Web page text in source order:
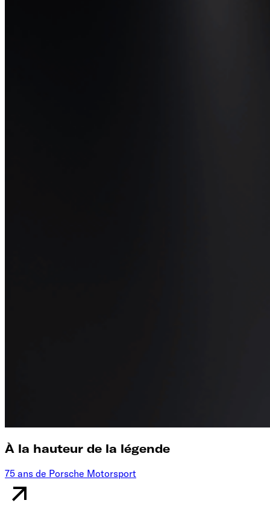
À la hauteur de la légende
75 ans de Porsche Motorsport